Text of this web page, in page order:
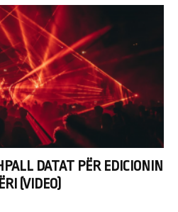
DATAT PËR EDICIONIN
(VIDEO)